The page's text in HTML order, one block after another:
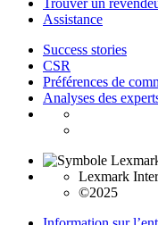
Assistance
Success stories
CSR
Préférences de
Analyses des
Lexmark
©2025